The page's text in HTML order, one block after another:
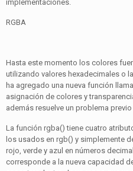
implementaciones.
RGBA
Hasta este momento los colores
utilizando valores hexadecimales o
ha agregado una nueva función
asignación de colores y
además resuelve un problema
La función rgba() tiene cuatro
los usados en rgb() y simplemente
rojo, verde y azul en números
corresponde a la nueva capacidad